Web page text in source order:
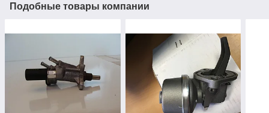
Подобные товары компании